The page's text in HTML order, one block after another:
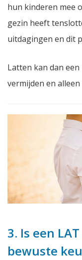
hun kinderen mee
gezin heeft
uitdagingen en dit
Latten kan dan
vermijden en
3. Is een
bewuste